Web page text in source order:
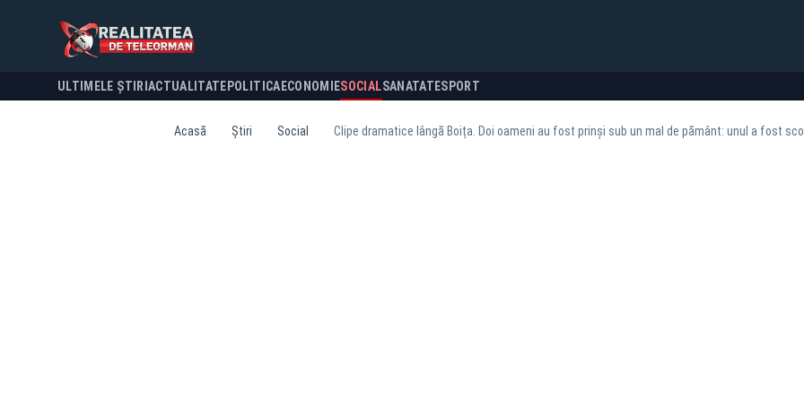
ULTIMELE ȘTIRI ACTUALITATE POLITICA ECONOMIESOCIALSANATATESPORT
Acasă Știri Social Clipe dramatice lângă Boița. Doi oameni au fost prinși sub un mal de pământ: unul a fost